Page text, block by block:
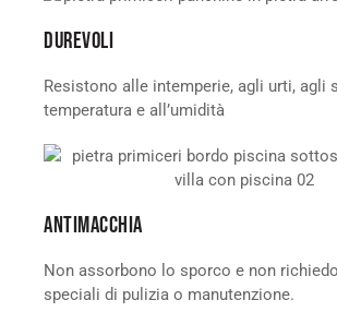
DUREVOLI
Resistono alle intemperie, agli urti, agli
temperatura e all’umidità
ANTIMACCHIA
Non assorbono lo sporco e non
speciali di pulizia o manutenzione.